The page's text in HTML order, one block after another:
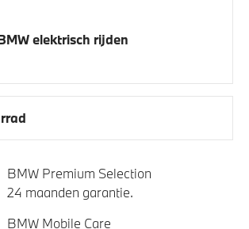
elektrisch rijden
BMW Premium Selection
24 maanden garantie.
BMW Mobile Care